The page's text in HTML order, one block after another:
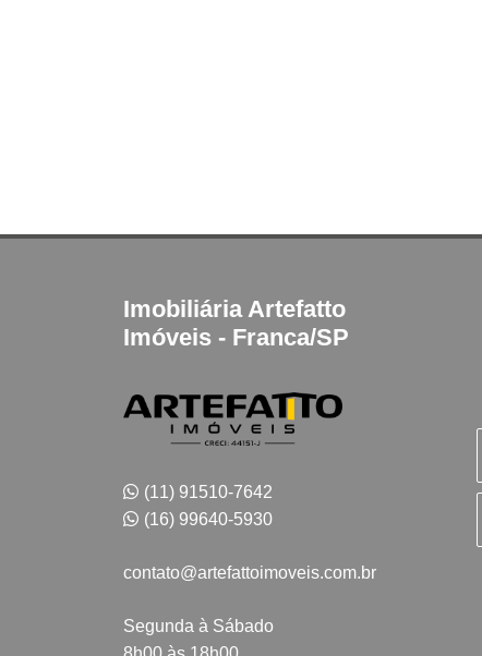
Imobiliária Artefatto
Imóveis - Franca/SP
(11) 91510-7642
(16) 99640-5930
contato@artefattoimoveis.com.br
Segunda à Sábado